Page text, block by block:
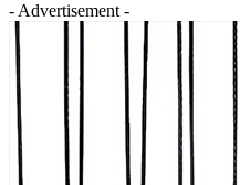
- Advertisement -